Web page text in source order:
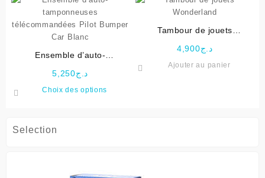
Selection
Ensemble d’auto-
télécommandées Pilot
Bumper Car Blanc
د.ج5,250
Choix des options
peuvent
Tambour de jouets
د.ج4,900
Ajouter au panier